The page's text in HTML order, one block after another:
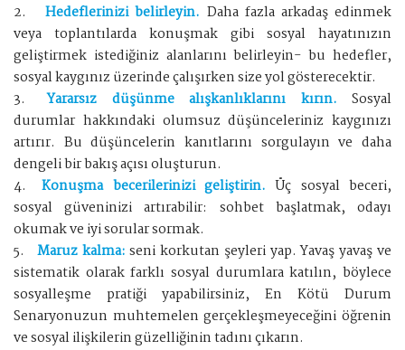
2.
Hedeflerinizi belirleyin. Daha fazla arkadaş edinmek
veya toplantılarda konuşmak gibi sosyal hayatınızın
geliştirmek istediğiniz alanlarını belirleyin- bu hedefler,
sosyal kaygınız üzerinde çalışırken size yol gösterecektir.
3.
Yararsız düşünme alışkanlıklarını kırın. Sosyal
durumlar hakkındaki olumsuz düşünceleriniz kaygınızı
artırır. Bu düşüncelerin kanıtlarını sorgulayın ve daha
dengeli bir bakış açısı oluşturun.
4.
Konuşma becerilerinizi geliştirin. Üç sosyal beceri,
sosyal güveninizi artırabilir: sohbet başlatmak, odayı
okumak ve iyi sorular sormak.
5.
Maruz kalma: seni korkutan şeyleri yap. Yavaş yavaş ve
sistematik olarak farklı sosyal durumlara katılın, böylece
sosyalleşme pratiği yapabilirsiniz, En Kötü Durum
Senaryonuzun muhtemelen gerçekleşmeyeceğini öğrenin
ve sosyal ilişkilerin güzelliğinin tadını çıkarın.